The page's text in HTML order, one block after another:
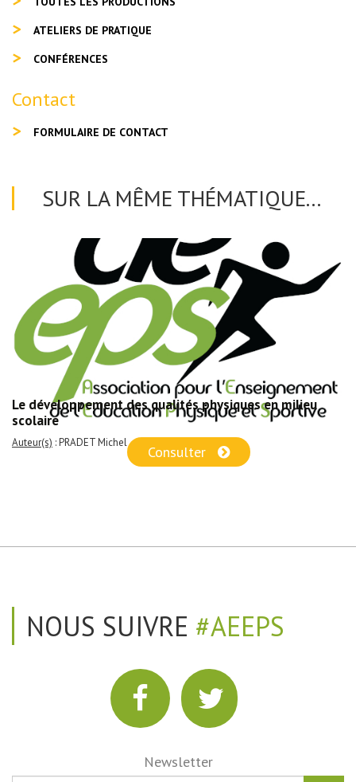
ATELIERS DE PRATIQUE
CONFÉRENCES
Contact
FORMULAIRE DE CONTACT
SUR LA MÊME THÉMATIQUE...
Le développement des qualités physiques en milieu
scolaire
Auteur(s) : PRADET Michel
Consulter
NOUS SUIVRE #AEEPS
Newsletter